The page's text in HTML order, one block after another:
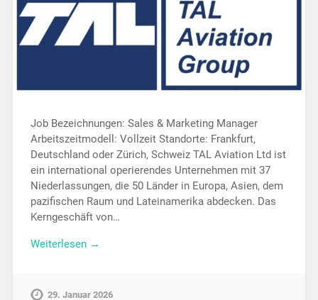
Job Bezeichnungen: Sales & Marketing Manager
Arbeitszeitmodell: Vollzeit Standorte: Frankfurt,
Deutschland oder Zürich, Schweiz TAL Aviation Ltd ist
ein international operierendes Unternehmen mit 37
Niederlassungen, die 50 Länder in Europa, Asien, dem
pazifischen Raum und Lateinamerika abdecken. Das
Kerngeschäft von…
Weiterlesen →
29. Januar 2026